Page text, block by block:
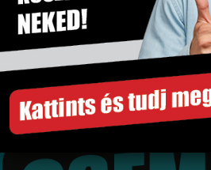
Szakértő segítség
Gyors és megbízható szállítás
Több száz termék raktárról
Győri bemutatóterem